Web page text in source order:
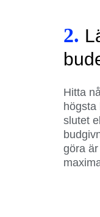
2.
Hitta
högsta
slutet
göra